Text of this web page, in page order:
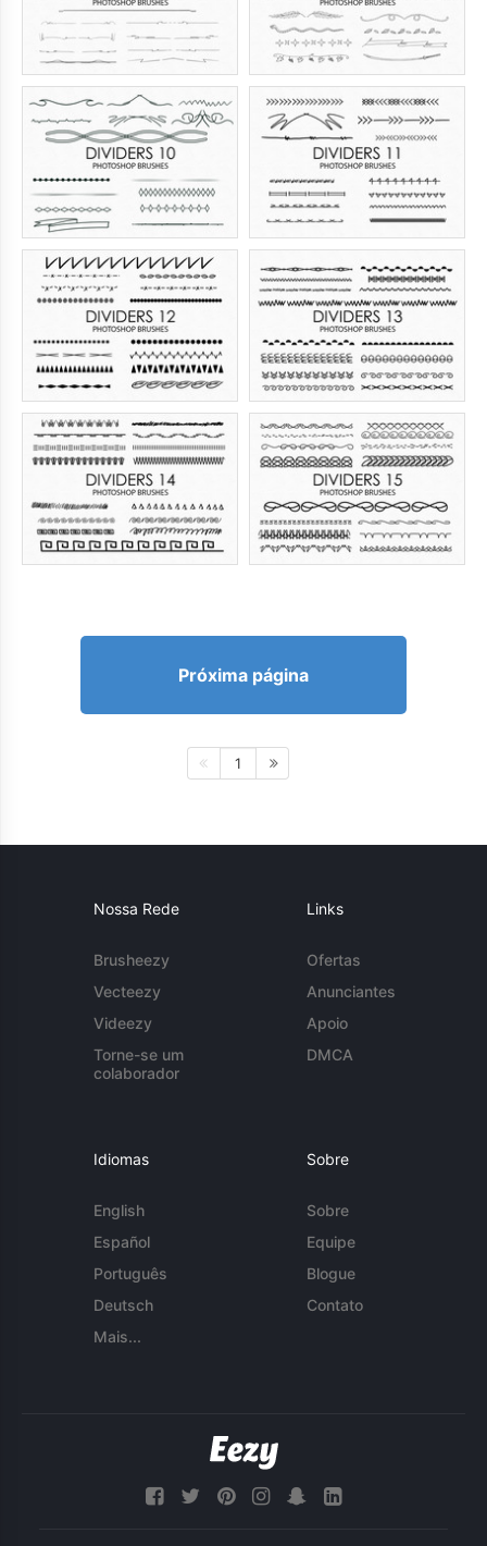
Próxima página
1
Nossa Rede
Brusheezy
Vecteezy
Videezy
Torne-se um
colaborador
Links
Ofertas
Anunciantes
Apoio
DMCA
Idiomas
English
Español
Português
Deutsch
Mais...
Sobre
Sobre
Equipe
Blogue
Contato